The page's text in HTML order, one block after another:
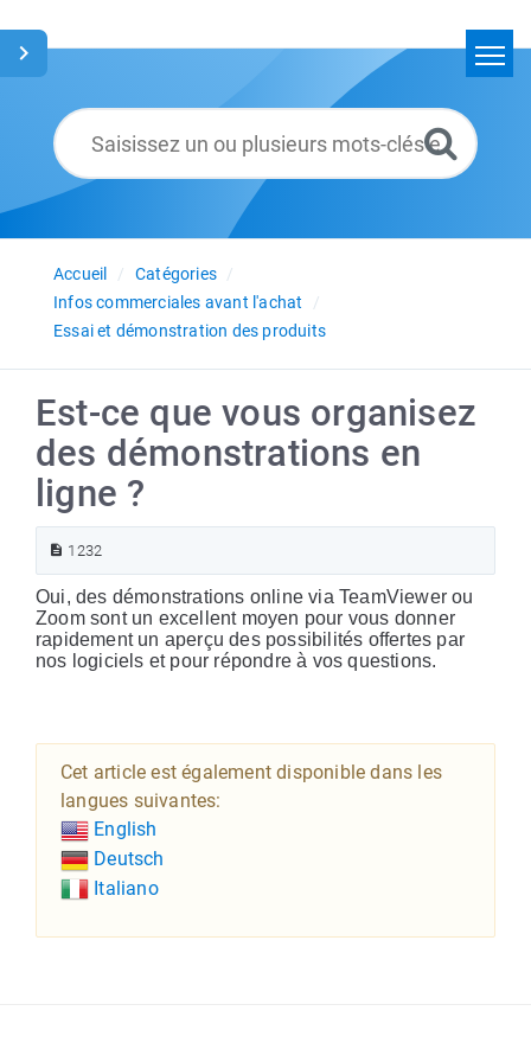
Glossaire
Français
Accueil
Catégories
Infos commerciales avant l'achat
Essai et démonstration des produits
Est-ce que vous organisez
des démonstrations en
ligne ?
1232
Oui, des démonstrations online via TeamViewer ou
Zoom sont un excellent moyen pour vous donner
rapidement un aperçu des possibilités offertes par
nos logiciels et pour répondre à vos questions.
Cet article est également disponible dans les
langues suivantes:
English
Deutsch
Italiano